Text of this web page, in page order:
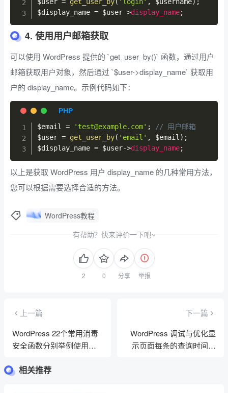
$display_name = $user->display_name;
4. 使用用户邮箱获取
可以使用 WordPress 提供的 `get_user_by()` 函数，通过用户
邮箱获取用户对象，然后通过 `$user->display_name` 获取用
户的 display_name。示例代码如下：
$email = 'test@example.com' ;
// 用户邮箱
$user = get_user_by( 'email' , $email ) ;
$display_name = $user->display_name;
以上是获取 WordPress 用户 display_name 的几种常用方法，
您可以根据需要选择合适的方法。
WordPress教程
有帮助？快来评价一下吧~
分享 举报
上一篇
WordPress 22个常用消毒
安全函数分别举例使用，
下一篇
WordPress 调试与优化显
示页面每条的查询时间和
相关推荐